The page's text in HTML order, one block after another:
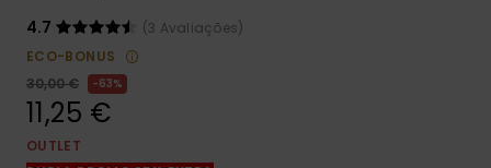
respostas
para as
contacto.
4.7
(3 Avaliações)
ECO-BONUS
30,00 €
63%
11,25 €
OUTLET